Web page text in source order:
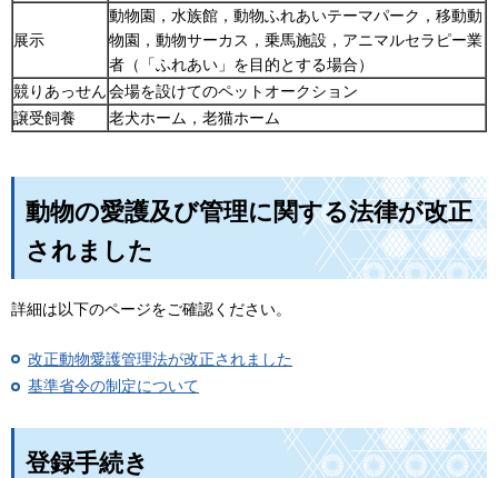
展示
動物園，水族館，動物ふれあいテーマパーク，移動動
物園，動物サーカス，乗馬施設，アニマルセラピー業
者（「ふれあい」を目的とする場合）
競りあっせん会場を設けてのペットオークション
譲受飼養
老犬ホーム，老猫ホーム
動物の愛護及び管理に関する法律が改正
されました
詳細は以下のページをご確認ください。
改正動物愛護管理法が改正されました
基準省令の制定について
登録手続き